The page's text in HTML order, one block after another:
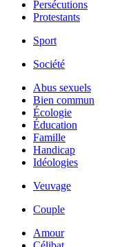
Persécutions
Protestants
Sport
Société
Abus sexuels
Bien commun
Écologie
Éducation
Famille
Handicap
Idéologies
Veuvage
Couple
Amour